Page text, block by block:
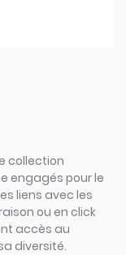
collection
engagés pour le
liens avec les
ou en click
accès au
diversité.